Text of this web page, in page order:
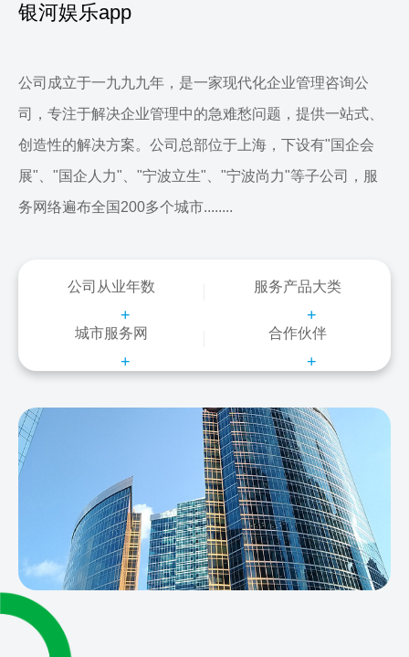
银河娱乐app
公司成立于一九九九年，是一家现代化企业管理咨询公
司，专注于解决企业管理中的急难愁问题，提供一站式、
创造性的解决方案。公司总部位于上海，下设有"国企会
展"、"国企人力"、"宁波立生"、"宁波尚力"等子公司，服
务网络遍布全国200多个城市........
公司从业年数
+
服务产品大类
+
城市服务网
+
合作伙伴
+